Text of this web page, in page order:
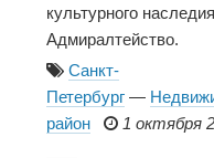
культурного
Адмиралтейство.
Санкт-
Петербург —
район
1 октября